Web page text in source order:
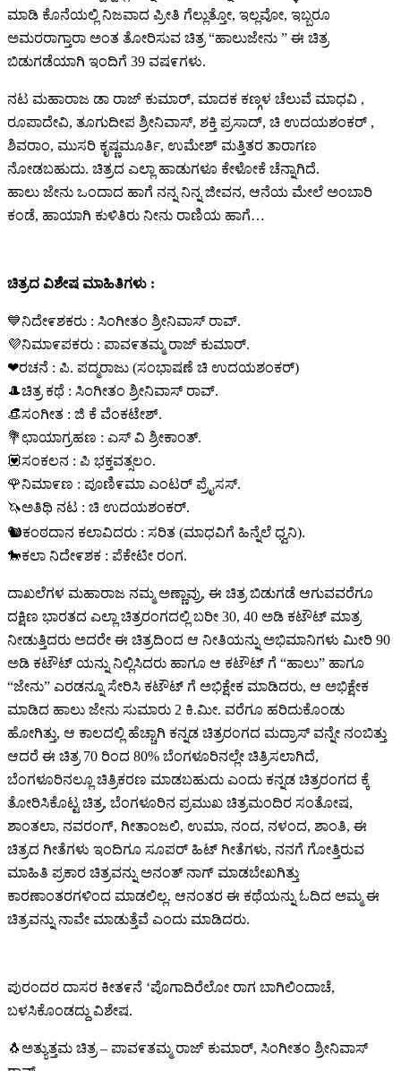
ಮಾಡಿ ಕೊನೆಯಲ್ಲಿ ನಿಜವಾದ ಪ್ರೀತಿ ಗೆಲ್ಲುತ್ತೋ, ಇಲ್ಲವೋ, ಇಬ್ಬರೂ
ಅಮರರಾಗ್ತಾರಾ ಅಂತ ತೋರಿಸುವ ಚಿತ್ರ “ಹಾಲುಜೇನು ” ಈ ಚಿತ್ರ
ಬಿಡುಗಡೆಯಾಗಿ ಇಂದಿಗೆ 39 ವಷ೯ಗಳು.
ನಟ ಮಹಾರಾಜ ಡಾ ರಾಜ್ ಕುಮಾರ್, ಮಾದಕ ಕಣ್ಗಳ ಚೆಲುವೆ ಮಾಧವಿ ,
ರೂಪಾದೇವಿ, ತೂಗುದೀಪ ಶ್ರೀನಿವಾಸ್, ಶಕ್ತಿ ಪ್ರಸಾದ್, ಚಿ ಉದಯಶಂಕರ್ ,
ಶಿವರಾಂ, ಮುಸರಿ ಕೃಷ್ಣಮೂರ್ತಿ, ಉಮೇಶ್ ಮತ್ತಿತರ ತಾರಾಗಣ
ನೋಡಬಹುದು. ಚಿತ್ರದ ಎಲ್ಲಾ ಹಾಡುಗಳೂ ಕೇಳೋಕೆ ಚೆನ್ನಾಗಿದೆ.
ಹಾಲು ಜೇನು ಒಂದಾದ ಹಾಗೆ ನನ್ನ ನಿನ್ನ ಜೀವನ, ಆನೆಯ ಮೇಲೆ ಅಂಬಾರಿ
ಕಂಡೆ, ಹಾಯಾಗಿ ಕುಳಿತಿರು ನೀನು ರಾಣಿಯ ಹಾಗೆ…
ಚಿತ್ರದ ವಿಶೇಷ ಮಾಹಿತಿಗಳು :
💙ನಿದೇ೯ಶಕರು : ಸಿಂಗೀತಂ ಶ್ರೀನಿವಾಸ್ ರಾವ್.
💜ನಿಮಾ೯ಪಕರು : ಪಾವ೯ತಮ್ಮ ರಾಜ್ ಕುಮಾರ್.
❤ರಚನೆ : ಪಿ. ಪದ್ಮರಾಜು (ಸಂಭಾಷಣೆ ಚಿ ಉದಯಶಂಕರ್)
🎩ಚಿತ್ರ ಕಥೆ : ಸಿಂಗೀತಂ ಶ್ರೀನಿವಾಸ್ ರಾವ್.
👒ಸಂಗೀತ : ಜಿ ಕೆ ವೆಂಕಟೇಶ್.
💐ಛಾಯಾಗ್ರಹಣ : ಎಸ್ ವಿ ಶ್ರೀಕಾಂತ್.
💟ಸಂಕಲನ : ಪಿ ಭಕ್ತವತ್ಸಲಂ.
🌹ನಿಮಾ೯ಣ : ಪೂಣಿ೯ಮಾ ಎಂಟರ್ ಪ್ರೈಸಸ್.
🦄ಅತಿಥಿ ನಟ : ಚಿ ಉದಯಶಂಕರ್.
🐿ಕಂಠದಾನ ಕಲಾವಿದರು : ಸರಿತ (ಮಾಧವಿಗೆ ಹಿನ್ನೆಲೆ ಧ್ವನಿ).
🐎ಕಲಾ ನಿದೇ೯ಶಕ : ಪೆಕೇಟೀ ರಂಗ.
ದಾಖಲೆಗಳ ಮಹಾರಾಜ ನಮ್ಮ ಅಣ್ಣಾವ್ರು, ಈ ಚಿತ್ರ ಬಿಡುಗಡೆ ಆಗುವವರೆಗೂ
ದಕ್ಷಿಣ ಭಾರತದ ಎಲ್ಲಾ ಚಿತ್ರರಂಗದಲ್ಲಿ ಬರೀ 30, 40 ಅಡಿ ಕಟೌಟ್ ಮಾತ್ರ
ನೀಡುತ್ತಿದರು ಅದರೇ ಈ ಚಿತ್ರದಿಂದ ಆ ನೀತಿಯನ್ನು ಅಭಿಮಾನಿಗಳು ಮೀರಿ 90
ಅಡಿ ಕಟೌಟ್ ಯನ್ನು ನಿಲ್ಲಿಸಿದರು ಹಾಗೂ ಆ ಕಟೌಟ್ ಗೆ “ಹಾಲು” ಹಾಗೂ
“ಜೇನು” ಎರಡನ್ನೂ ಸೇರಿಸಿ ಕಟೌಟ್ ಗೆ ಅಭಿಕ್ಷೇಕ ಮಾಡಿದರು, ಆ ಅಭಿಕ್ಷೇಕ
ಮಾಡಿದ ಹಾಲು ಜೇನು ಸುಮಾರು 2 ಕಿ.ಮೀ. ವರೆಗೂ ಹರಿದುಕೊಂಡು
ಹೋಗಿತ್ತು, ಆ ಕಾಲದಲ್ಲಿ ಹೆಚ್ಚಾಗಿ ಕನ್ನಡ ಚಿತ್ರರಂಗದ ಮದ್ರಾಸ್ ವನ್ನೇ ನಂಬಿತ್ತು
ಆದರೆ ಈ ಚಿತ್ರ 70 ರಿಂದ 80% ಬೆಂಗಳೂರಿನಲ್ಲೇ ಚಿತ್ರಿಸಲಾಗಿದೆ,
ಬೆಂಗಳೂರಿನಲ್ಲೂ ಚಿತ್ರಿಕರಣ ಮಾಡಬಹುದು ಎಂದು ಕನ್ನಡ ಚಿತ್ರರಂಗದ ಕ್ಕೆ
ತೋರಿಸಿಕೊಟ್ಟ ಚಿತ್ರ, ಬೆಂಗಳೂರಿನ ಪ್ರಮುಖ ಚಿತ್ರಮಂದಿರ ಸಂತೋಷ,
ಶಾಂತಲಾ, ನವರಂಗ್, ಗೀತಾಂಜಲಿ, ಉಮಾ, ನಂದ, ನಳಂದ, ಶಾಂತಿ, ಈ
ಚಿತ್ರದ ಗೀತೆಗಳು ಇಂದಿಗೂ ಸೂಪರ್ ಹಿಟ್ ಗೀತೆಗಳು, ನನಗೆ ಗೋತ್ತಿರುವ
ಮಾಹಿತಿ ಪ್ರಕಾರ ಚಿತ್ರವನ್ನು ಅನಂತ್ ನಾಗ್ ಮಾಡಬೇಖಗಿತ್ತು
ಕಾರಣಾಂತರಗಳಿಂದ ಮಾಡಲಿಲ್ಲ. ಆನಂತರ ಈ ಕಥೆಯನ್ನು ಓದಿದ ಅಮ್ಮ ಈ
ಚಿತ್ರವನ್ನು ನಾವೇ ಮಾಡುತ್ತೆವೆ ಎಂದು ಮಾಡಿದರು.
ಪುರಂದರ ದಾಸರ ಕೀತ೯ನೆ ‘ಪೊಗಾದಿರೆಲೋ ರಾಗ ಬಾಗಿಲಿಂದಾಚೆ,
ಬಳಸಿಕೊಂಡದ್ದು ವಿಶೇಷ.
🐧ಅತ್ಯುತ್ತಮ ಚಿತ್ರ – ಪಾವ೯ತಮ್ಮ ರಾಜ್ ಕುಮಾರ್, ಸಿಂಗೀತಂ ಶ್ರೀನಿವಾಸ್